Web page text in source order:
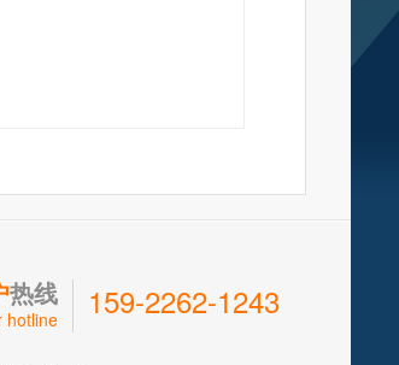
热线
hotline 159-2262-1243